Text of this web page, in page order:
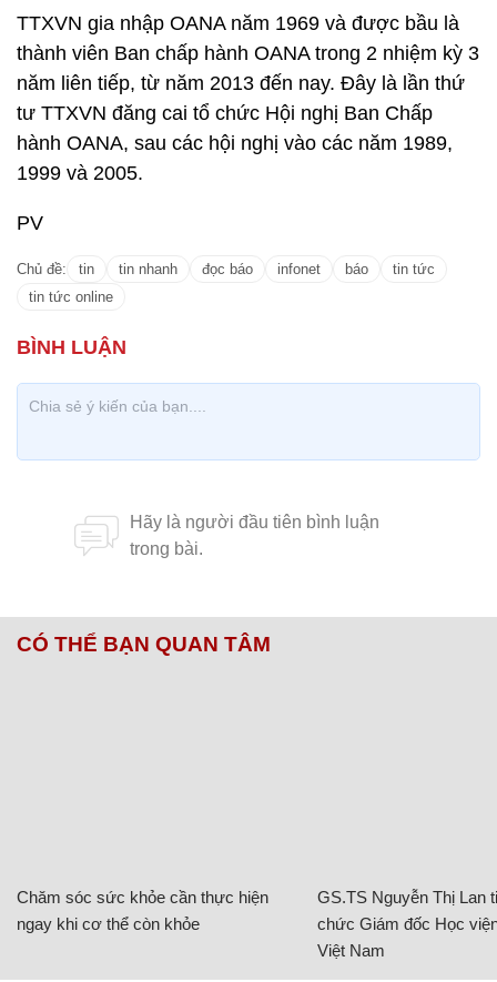
TTXVN gia nhập OANA năm 1969 và được bầu là
thành viên Ban chấp hành OANA trong 2 nhiệm kỳ 3
năm liên tiếp, từ năm 2013 đến nay. Đây là lần thứ
tư TTXVN đăng cai tổ chức Hội nghị Ban Chấp
hành OANA, sau các hội nghị vào các năm 1989,
1999 và 2005.
PV
Chủ đề: tin tin nhanh đọc báo infonet báo
tin tức
tin tức online
CÓ THỂ BẠN QUAN TÂM
Chăm sóc sức khỏe cần thực hiện
ngay khi cơ thể còn khỏe
GS.TS Nguyễn Thị Lan
chức Giám đốc Học
Việt Nam